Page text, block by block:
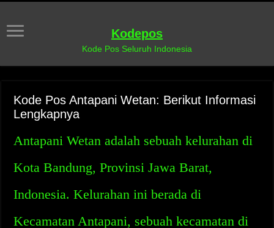
Kodepos
Kode Pos Seluruh Indonesia
Kode Pos Antapani Wetan: Berikut Informasi
Lengkapnya
Antapani Wetan adalah sebuah kelurahan di
Kota Bandung, Provinsi Jawa Barat,
Indonesia. Kelurahan ini berada di
Kecamatan Antapani, sebuah kecamatan di